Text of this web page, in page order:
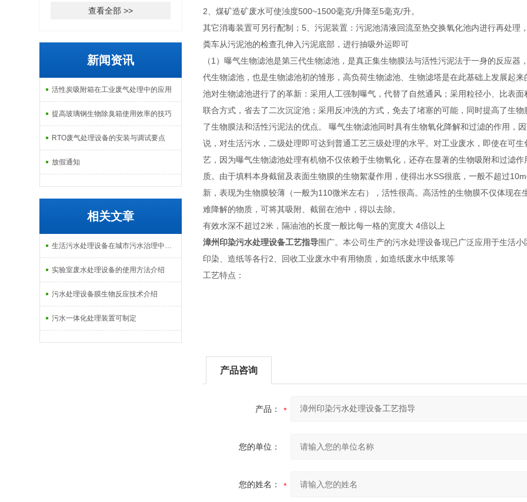
查看全部 >>
新闻资讯
活性炭吸附箱在工业废气处理中的应用
提高玻璃钢生物除臭箱使用效率的技巧
RTO废气处理设备的安装与调试要点
放假通知
相关文章
生活污水处理设备在城市污水治理中的应用介绍
实验室废水处理设备的使用方法介绍
污水处理设备膜生物反应技术介绍
污水一体化处理装置可制定
2、煤矿造矿废水可使浊度500~1500毫克/升降至5毫克/升。
其它消毒装置可另行配制；5、污泥装置：污泥池清液回流至热交换氧化池内进行再处
粪车从污泥池的检查孔伸入污泥底部，进行抽吸外运即可
（1）曝气生物滤池是第三代生物滤池，是真正集生物膜法与活性污泥法于一身的反应
代生物滤池，也是生物滤池初的雏形，高负荷生物滤池、生物滤塔是在此基础上发展起
池对生物滤池进行了的革新：采用人工强制曝气，代替了自然通风；采用粒径小、比表
联合方式，省去了二次沉淀池；采用反冲洗的方式，免去了堵塞的可能，同时提高了生
了生物膜法和活性污泥法的优点。 曝气生物滤池同时具有生物氧化降解和过滤的作用，
说，对生活污水，二级处理即可达到普通工艺三级处理的水平。对工业废水，即使在可
艺，因为曝气生物滤池处理有机物不仅依赖于生物氧化，还存在显著的生物吸附和过滤
质。由于填料本身截留及表面生物膜的生物絮凝作用，使得出水SS很底，一般不超过
新，表现为生物膜较薄（一般为110微米左右），活性很高。高活性的生物膜不仅体现
难降解的物质，可将其吸附、截留在池中，得以去除。
有效水深不超过2米，隔油池的长度一般比每一格的宽度大 4倍以上
漳州印染污水处理设备工艺指导围广。本公司生产的污水处理设备现已广泛应用于生活
印染、造纸等各行2、回收工业废水中有用物质，如造纸废水中纸浆等
工艺特点：
产品咨询
产品：
您的单位：
您的姓名：